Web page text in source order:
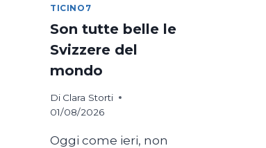
TICINO7
Son tutte belle le
Svizzere del
mondo
Di Clara Storti
01/08/2026
Oggi come ieri, non